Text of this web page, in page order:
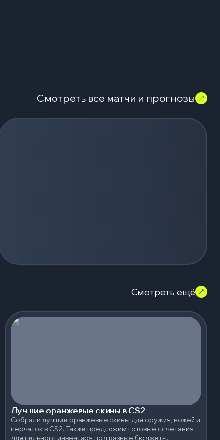
Смотреть все матчи и прогнозы
Смотреть ещё
Лучшие оранжевые скины в CS2
Собрали лучшие оранжевые скины для оружия, ножей и
перчаток в CS2. Также предложим готовые сочетания
для цельного инвентаря под разные бюджеты.